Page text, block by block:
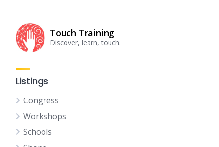
Touch Training
Discover, learn, touch.
Listings
Congress
Workshops
Schools